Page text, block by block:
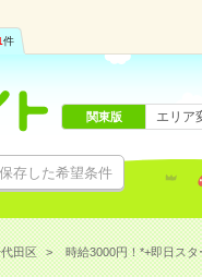
件
保存した希望条件
関東版 エリア
田区 時給3000円！*+即日ス